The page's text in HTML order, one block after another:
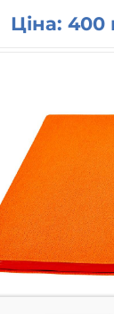
Ціна: 400